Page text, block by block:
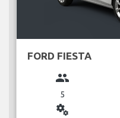
FORD FIESTA
group
5
miscellaneous_services